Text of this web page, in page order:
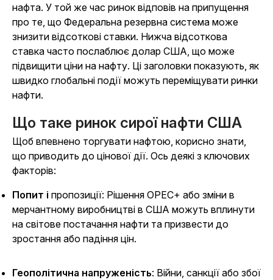
нафта. У той же час ринок відповів на припущення
про те, що Федеральна резервна система може
знизити відсоткові ставки. Нижча відсоткова
ставка часто послаблює долар США, що може
підвищити ціни на нафту. Ці заголовки показують, як
швидко глобальні події можуть переміщувати ринки
нафти.
Що таке ринок сирої нафти США
Щоб впевнено торгувати нафтою, корисно знати,
що приводить до цінової дії. Ось деякі з ключових
факторів:
Попит і пропозиції: Рішення OPEC+ або зміни в
мерчантному виробництві в США можуть вплинути
на світове постачання нафти та призвести до
зростання або падіння цін.
Геополітична напруженість: Війни, санкції або збої